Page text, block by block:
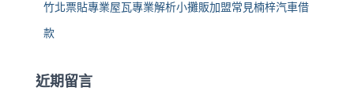
竹北票貼專業屋瓦專業解析小攤販加盟常見楠梓汽車借
款
近期留言